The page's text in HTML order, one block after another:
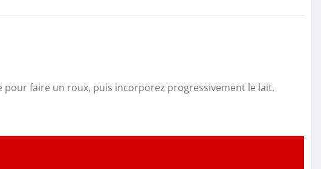
faire un roux, puis incorporez progressivement le lait.